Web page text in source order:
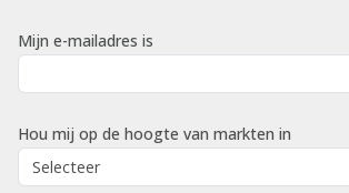
Mijn e-mailadres is
Hou mij op de hoogte van markten in